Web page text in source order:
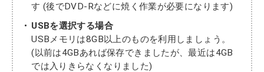
す (後でDVD-Rなどに焼く作業が必要になります)
USBを選択する場合
USBメモリは8GB以上のものを利用しましょう。
(以前は4GBあれば保存できましたが、最近は4GB
では入りきらなくなりました)